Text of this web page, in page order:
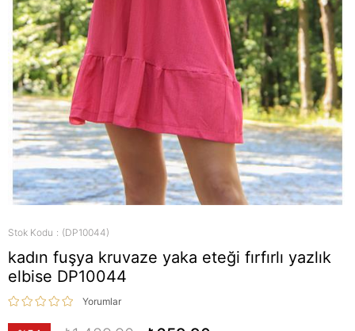
Stok Kodu (DP10044)
kadın fuşya kruvaze yaka eteği fırfırlı yazlık
elbise DP10044
Yorumlar